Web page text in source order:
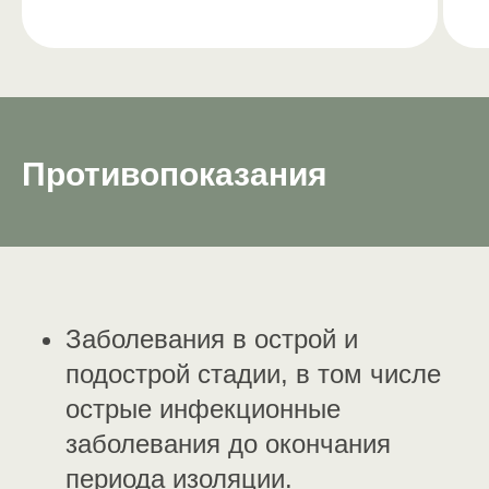
Противопоказания
Заболевания в острой и
подострой стадии, в том числе
острые инфекционные
заболевания до окончания
периода изоляции.